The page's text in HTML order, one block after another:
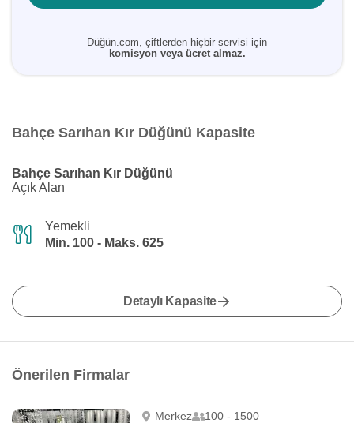
Düğün.com, çiftlerden hiçbir servisi için
komisyon veya ücret almaz.
Bahçe Sarıhan Kır Düğünü Kapasite
Bahçe Sarıhan Kır Düğünü
Açık Alan
Yemekli
Min. 100 - Maks. 625
Detaylı Kapasite
Önerilen Firmalar
Merkez 100 - 1500